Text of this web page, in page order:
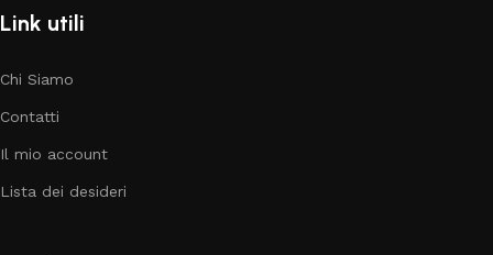
Link utili
Chi Siamo
Contatti
Il mio account
Lista dei desideri